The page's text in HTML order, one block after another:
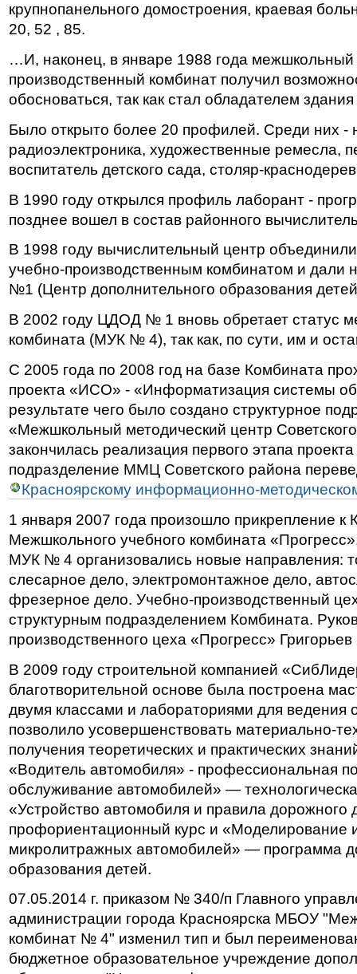
крупнопанельного домостроения, краевая
20, 52 , 85.
…И, наконец, в январе 1988 года межшкольный
производственный комбинат получил
обосноваться, так как стал обладателем
Было открыто более 20 профилей. Среди них -
радиоэлектроника, художественные ремесла,
воспитатель детского сада, столяр-
В 1990 году открылся профиль лаборант -
позднее вошел в состав районного
В 1998 году вычислительный центр
учебно-производственным комбинатом и дали
№1 (Центр дополнительного образования
В 2002 году ЦДОД № 1 вновь обретает статус
комбината (МУК № 4), так как, по сути, им и
С 2005 года по 2008 год на базе Комбината
проекта «ИСО» - «Информатизация системы
результате чего было создано структурное
«Межшкольный методический центр
закончилась реализация первого этапа
подразделение ММЦ Советского района
Красноярскому информационно-
1 января 2007 года произошло прикрепление к
Межшкольного учебного комбината
МУК № 4 организовались новые направления:
слесарное дело, электромонтажное дело,
фрезерное дело. Учебно-производственный
структурным подразделением Комбината.
производственного цеха «Прогресс»
В 2009 году строительной компанией
благотворительной основе была построена
двумя классами и лабораториями для ведения
позволило усовершенствовать материально-
получения теоретических и практических
«Водитель автомобиля» - профессиональная
обслуживание автомобилей» —
«Устройство автомобиля и правила
профориентационный курс и «Моделирование
микролитражных автомобилей» — программа
образования детей.
07.05.2014 г. приказом № 340/п Главного
администрации города Красноярска МБОУ
комбинат № 4" изменил тип и был
бюджетное образовательное учреждение